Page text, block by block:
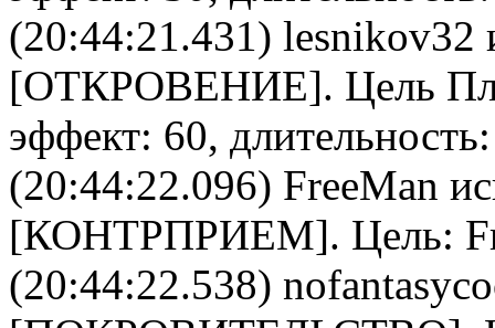
(20:44:21.431) lesnikov32
[ОТКРОВЕНИЕ]. Цель
эффект: 60,
(20:44:22.096) FreeMan
[КОНТРПРИЕМ]. Цель:
(20:44:22.538)